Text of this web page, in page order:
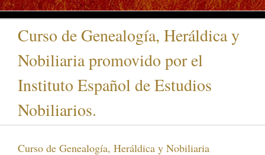
Curso de Genealogía, Heráldica y
Nobiliaria promovido por el
Instituto Español de Estudios
Nobiliarios.
Curso de Genealogía, Heráldica y Nobiliaria